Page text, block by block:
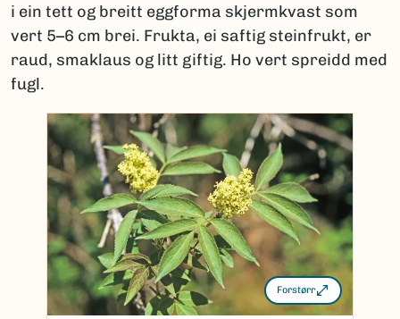
i ein tett og breitt eggforma skjermkvast som
vert 5–6 cm brei. Frukta, ei saftig steinfrukt, er
raud, smaklaus og litt giftig. Ho vert spreidd med
fugl.
Forstørr